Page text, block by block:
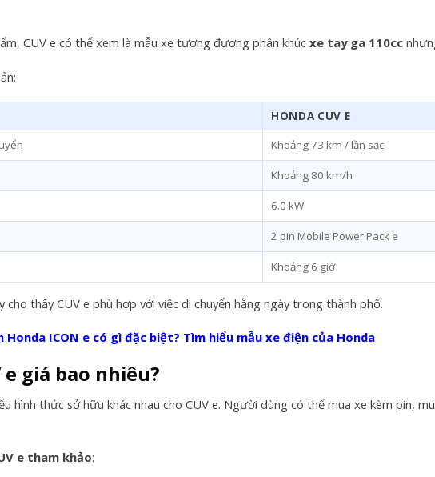
CUV e có thể xem là mẫu xe tương đương phân khúcxe tay ga 110cc
HONDA CUV E
Khoảng 73 km / lần sạc
Khoảng 80 km/h
6.0 kW
2 pin Mobile Power Pack e
Khoảng 6 giờ
cho thấy CUV e phù hợp với việc di chuyển hằng ngày trong thành phố.
Honda ICON e có gì đặc biệt? Tìm hiểu mẫu xe điện của Honda
e giá bao nhiêu?
hình thức sở hữu khác nhau cho CUV e. Người dùng có thể mua xe kèm pin,
e tham khảo: